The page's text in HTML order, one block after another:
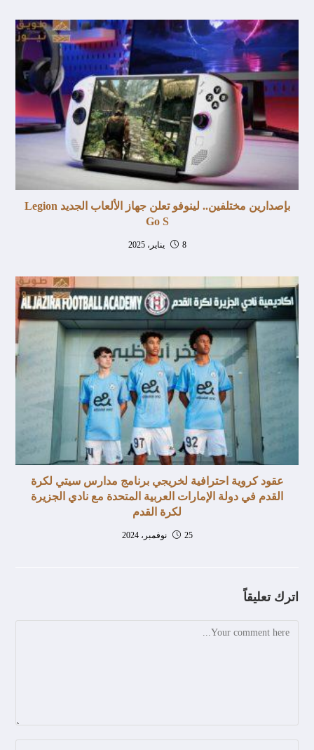
بإصدارين مختلفين.. لينوفو تعلن جهاز الألعاب الجديد Legion
Go S
8 يناير، 2025
عقود كروية احترافية لخريجي برنامج مدارس سيتي لكرة
القدم في دولة الإمارات العربية المتحدة مع نادي الجزيرة
لكرة القدم
25 نوفمبر، 2024
اترك تعليقاً